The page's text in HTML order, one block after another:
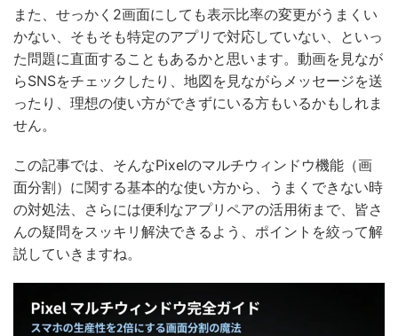
また、せっかく2画面にしても表示比率の変更がうまくい
かない、そもそも特定のアプリで対応していない、といっ
た問題に直面することもあるかと思います。動画を見なが
らSNSをチェックしたり、地図を見ながらメッセージを送
ったり、理想の使い方ができずにいる方もいるかもしれま
せん。
この記事では、そんなPixelのマルチウィンドウ機能（画
面分割）に関する基本的な使い方から、うまくできない時
の対処法、さらには便利なアプリペアの活用術まで、皆さ
んの疑問をスッキリ解決できるよう、ポイントを絞って解
説していきますね。